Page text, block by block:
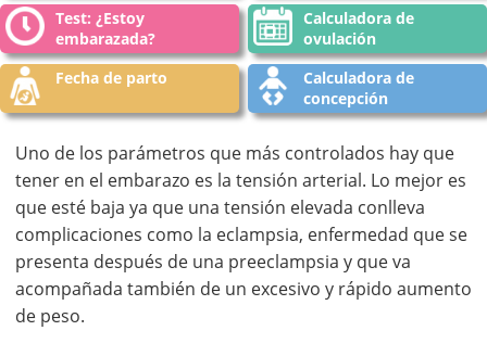
Test: ¿Estoy
embarazada?
Calculadora de
ovulación
Fecha de parto
Calculadora de
concepción
Uno de los parámetros que más controlados hay que
tener en el embarazo es la tensión arterial. Lo mejor es
que esté baja ya que una tensión elevada conlleva
complicaciones como la eclampsia, enfermedad que se
presenta después de una preeclampsia y que va
acompañada también de un excesivo y rápido aumento
de peso.